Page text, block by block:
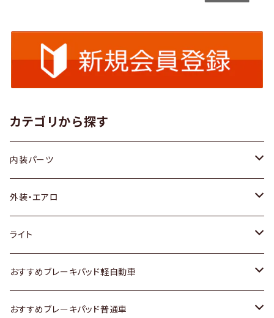
カテゴリから探す
内装パーツ
トヨタ
ホンダ
スズキ
日産
外装・エアロ
トヨタ
ホンダ
スズキ
ライト
トヨタ
スズキ
おすすめブレーキパッド軽自動車
トヨタ
おすすめブレーキパッド普通車